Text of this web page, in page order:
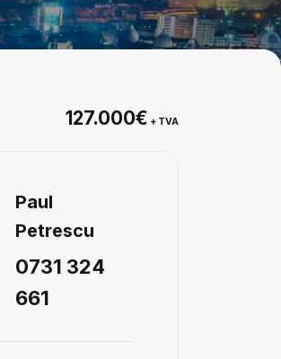
127.000€ + TVA
Paul
Petrescu
0731 324
661